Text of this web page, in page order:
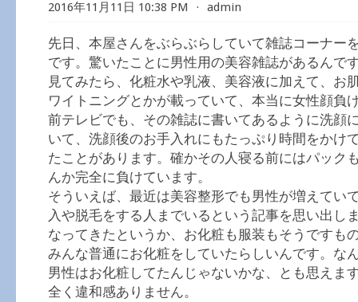
2016年11月11日 10:38 PM ⋅ admin
先日、本屋さんをぶらぶらしていて雑誌コーナー
です。驚いたことに男性用の美容雑誌があるんで
見てみたら、化粧水や乳液、美容液に加えて、お
ワイトニングとかが載っていて、本当に女性顔負
前テレビでも、その雑誌に書いてあるように洗顔
いて、洗顔後のお手入れにもたっぷり時間をかけ
たことがあります。確かその人寝る前にはパック
んか完全に負けています。
そういえば、最近は美容整形でも男性が増えてい
入や脱毛をする人までいるという記事を思い出し
なってきたというか、お化粧も服装もそうですも
みんな普通にお化粧をしていたらしいんです。な
男性はお化粧してたんじゃないかな、とも思えま
全く違和感ありません。